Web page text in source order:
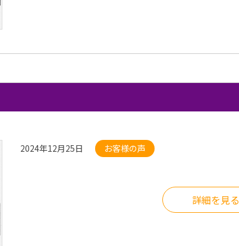
2024年12月25日 お客様の声
詳細を見る